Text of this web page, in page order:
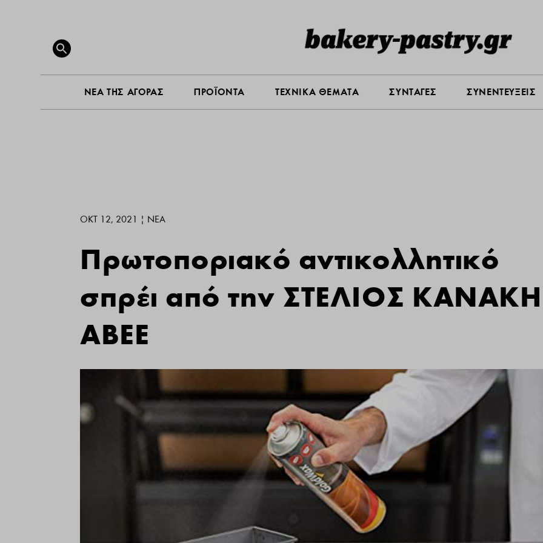
Search
for:
SEARCH BUTTON
ΝΕΑ ΤΗΣ ΑΓΟΡΑΣ ΠΡΟΪΟΝΤΑ ΤΕΧΝΙΚΑ ΘΕΜΑΤΑ ΣΥΝΤΑΓΕΣ ΣΥΝΕΝΤΕΥΞΕΙΣ
ΟΚΤ 12, 2021 | ΝΕΑ
Πρωτοποριακό αντικολλητικό
σπρέι από την ΣΤΕΛΙΟΣ
ΑΒΕΕ